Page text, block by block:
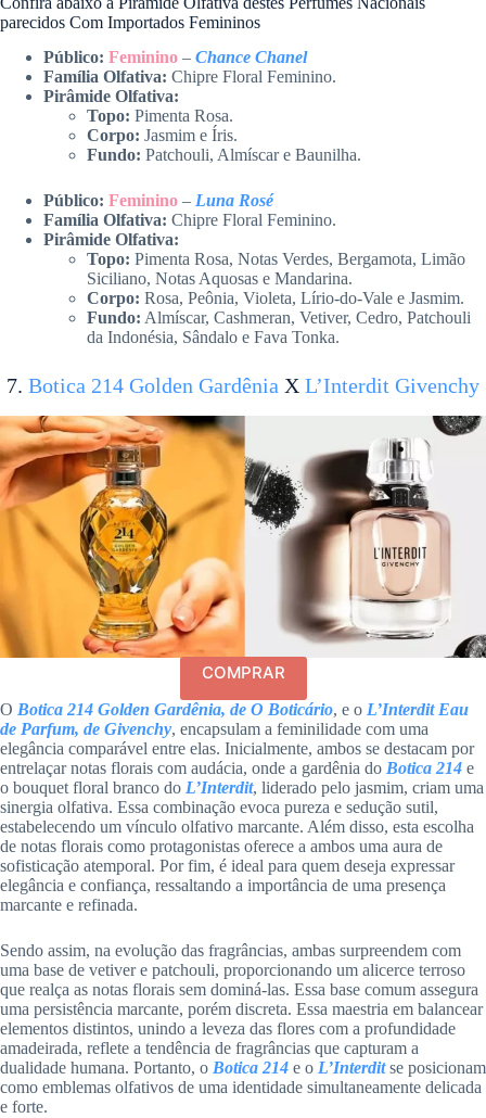
parecidos Com Importados Femininos
Público: Feminino – Chance Chanel
Família Olfativa: Chipre Floral Feminino.
Pirâmide Olfativa:
Topo: Pimenta Rosa.
Corpo: Jasmim e Íris.
Fundo: Patchouli, Almíscar e Baunilha.
Público: Feminino – Luna Rosé
Família Olfativa: Chipre Floral Feminino.
Pirâmide Olfativa:
Topo: Pimenta Rosa, Notas Verdes, Bergamota, Limão
Siciliano, Notas Aquosas e Mandarina.
Corpo: Rosa, Peônia, Violeta, Lírio-do-Vale e Jasmim.
Fundo: Almíscar, Cashmeran, Vetiver, Cedro, Patchouli
da Indonésia, Sândalo e Fava Tonka.
7. Botica 214 Golden Gardênia X L’Interdit Givenchy
COMPRAR
O Botica 214 Golden Gardênia, de O Boticário, e o L’Interdit Eau
de Parfum, de Givenchy, encapsulam a feminilidade com uma
elegância comparável entre elas. Inicialmente, ambos se destacam por
entrelaçar notas florais com audácia, onde a gardênia do Botica 214 e
o bouquet floral branco do L’Interdit, liderado pelo jasmim, criam uma
sinergia olfativa. Essa combinação evoca pureza e sedução sutil,
estabelecendo um vínculo olfativo marcante. Além disso, esta escolha
de notas florais como protagonistas oferece a ambos uma aura de
sofisticação atemporal. Por fim, é ideal para quem deseja expressar
elegância e confiança, ressaltando a importância de uma presença
marcante e refinada.
Sendo assim, na evolução das fragrâncias, ambas surpreendem com
uma base de vetiver e patchouli, proporcionando um alicerce terroso
que realça as notas florais sem dominá-las. Essa base comum assegura
uma persistência marcante, porém discreta. Essa maestria em balancear
elementos distintos, unindo a leveza das flores com a profundidade
amadeirada, reflete a tendência de fragrâncias que capturam a
dualidade humana. Portanto, o Botica 214 e o L’Interditse posicionam
como emblemas olfativos de uma identidade simultaneamente delicada
e forte.